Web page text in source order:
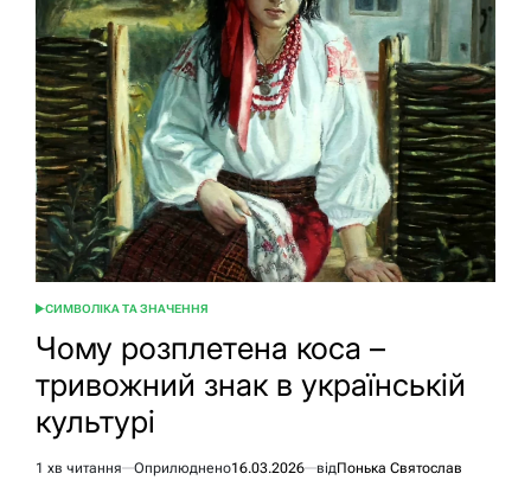
безіменному
пальці:
таємниці
вічних
обітниць
ОПУБЛІКУВАТИ
СИМВОЛІКА ТА ЗНАЧЕННЯ
Чому розплетена коса –
тривожний знак в українській
культурі
Орієнтовний
1 хв читання Оприлюднено16.03.2026 відПонька Святослав